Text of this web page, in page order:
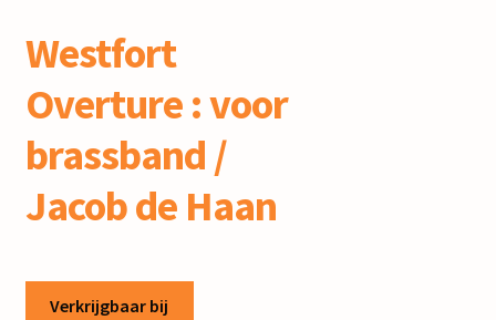
Westfort
Overture : voor
brassband /
Jacob de Haan
Verkrijgbaar bij